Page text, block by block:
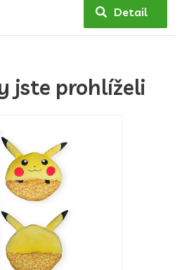
Detail
jste prohlíželi